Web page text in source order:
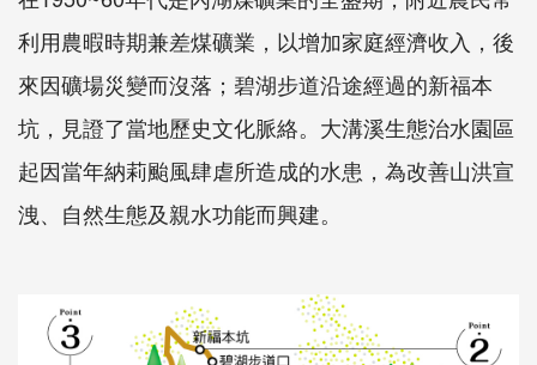
利用農暇時期兼差煤礦業，以增加家庭經濟收入，後
來因礦場災變而沒落；碧湖步道沿途經過的新福本
坑，見證了當地歷史文化脈絡。大溝溪生態治水園區
起因當年納莉颱風肆虐所造成的水患，為改善山洪宣
洩、自然生態及親水功能而興建。